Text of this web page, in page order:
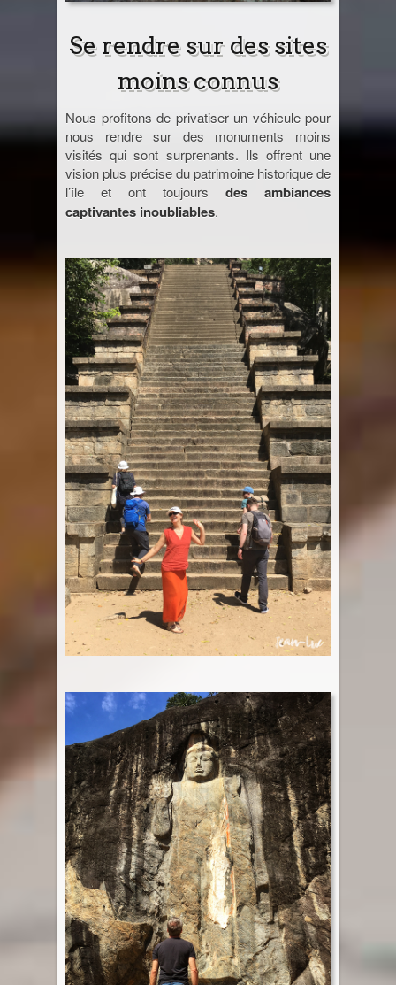
Se rendre sur des sites
moins connus
Nous profitons de privatiser un véhicule pour
nous rendre sur des monuments moins
visités qui sont surprenants. Ils offrent une
vision plus précise du patrimoine historique de
l’île et ont toujours des ambiances
captivantes inoubliables.